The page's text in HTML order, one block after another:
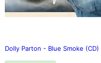
Dolly Parton - Blue Smoke (CD)